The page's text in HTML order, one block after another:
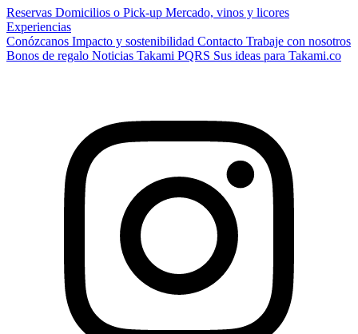
Reservas Domicilios o Pick-up Mercado, vinos y licores
Experiencias
Conózcanos Impacto y sostenibilidad Contacto Trabaje con nosotros
Bonos de regalo Noticias Takami PQRS Sus ideas para Takami.co